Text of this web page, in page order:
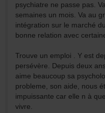
psychiatre ne passe pas.
semaines un mois. Va au
intégration sur le marché
bonne relation avec
Trouve un emploi . Y est
persévère. Depuis deux
aime beaucoup sa
probleme, son aide, nous
impuissante car elle n à
vivre.